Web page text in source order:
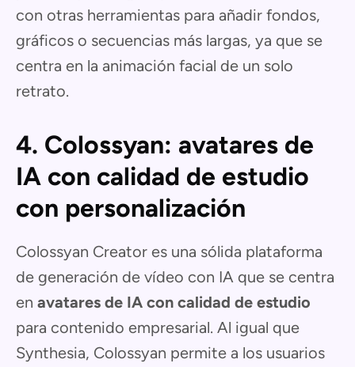
con otras herramientas para añadir fondos,
gráficos o secuencias más largas, ya que se
centra en la animación facial de un solo
retrato.
4. Colossyan: avatares de
IA con calidad de estudio
con personalización
Colossyan Creator es una sólida plataforma
de generación de vídeo con IA que se centra
en avatares de IA con calidad de estudio
para contenido empresarial. Al igual que
Synthesia, Colossyan permite a los usuarios